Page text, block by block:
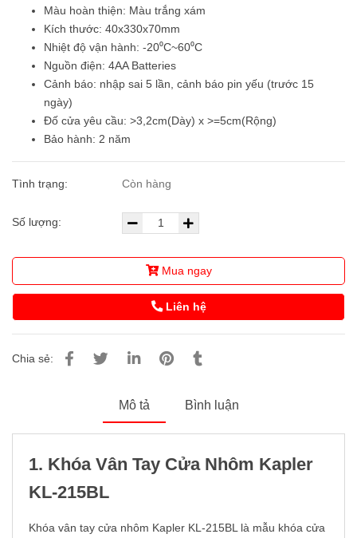
Màu hoàn thiện: Màu trắng xám
Kích thước: 40x330x70mm
Nhiệt độ vận hành: -20⁰C~60⁰C
Nguồn điện: 4AA Batteries
Cảnh báo: nhập sai 5 lần, cảnh báo pin yếu (trước 15
ngày)
Đố cửa yêu cầu: >3,2cm(Dày) x >=5cm(Rộng)
Bảo hành: 2 năm
Tình trạng: Còn hàng
Số lượng:
Mua ngay
Liên hệ
Chia sẻ:
Mô tả Bình luận
1. Khóa Vân Tay Cửa Nhôm Kapler
KL-215BL
Khóa vân tay cửa nhôm Kapler KL-215BL là mẫu khóa cửa